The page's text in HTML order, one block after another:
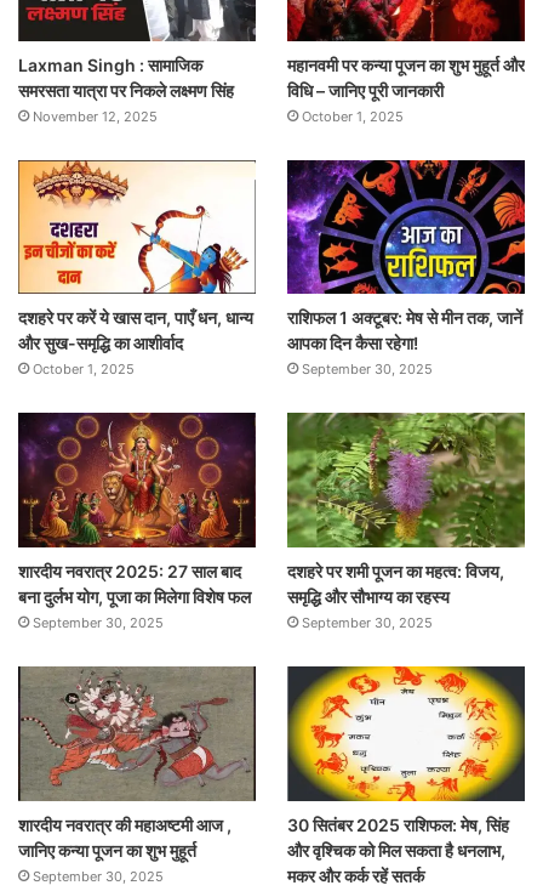
Laxman Singh : सामाजिक
समरसता यात्रा पर निकले लक्ष्मण सिंह
November 12, 2025
महानवमी पर कन्या पूजन का शुभ मुहूर्त और
विधि – जानिए पूरी जानकारी
October 1, 2025
दशहरे पर करें ये खास दान, पाएँ धन, धान्य
और सुख-समृद्धि का आशीर्वाद
October 1, 2025
राशिफल 1 अक्टूबर: मेष से मीन तक, जानें
आपका दिन कैसा रहेगा!
September 30, 2025
शारदीय नवरात्र 2025: 27 साल बाद
बना दुर्लभ योग, पूजा का मिलेगा विशेष फल
September 30, 2025
दशहरे पर शमी पूजन का महत्व: विजय,
समृद्धि और सौभाग्य का रहस्य
September 30, 2025
शारदीय नवरात्र की महाअष्टमी आज ,
जानिए कन्या पूजन का शुभ मुहूर्त
September 30, 2025
30 सितंबर 2025 राशिफल: मेष, सिंह
और वृश्चिक को मिल सकता है धनलाभ,
मकर और कर्क रहें सतर्क